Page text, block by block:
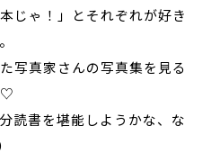
じゃ！」とそれぞれが好き
写真家さんの写真集を見る
♡
読書を堪能しようかな、な